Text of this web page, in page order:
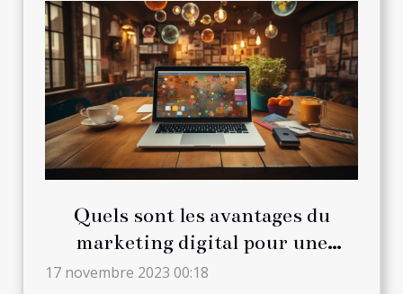
Quels sont les avantages du
marketing digital pour une
entreprise ?
17 novembre 2023 00:18